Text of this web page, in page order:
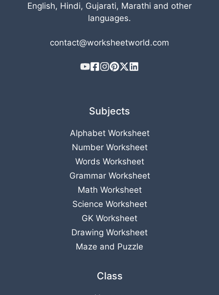
English, Hindi, Gujarati, Marathi and other
languages.
contact@worksheetworld.com
Subjects
Alphabet Worksheet
Number Worksheet
Words Worksheet
Grammar Worksheet
Math Worksheet
Science Worksheet
GK Worksheet
Drawing Worksheet
Maze and Puzzle
Class